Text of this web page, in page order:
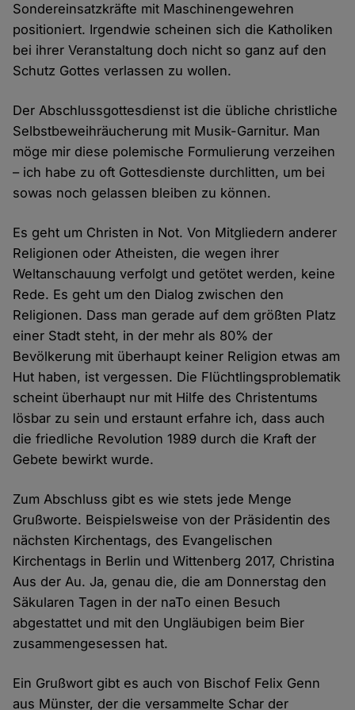
Sondereinsatzkräfte mit Maschinengewehren
positioniert. Irgendwie scheinen sich die Katholiken
bei ihrer Veranstaltung doch nicht so ganz auf den
Schutz Gottes verlassen zu wollen.
Der Abschlussgottesdienst ist die übliche christliche
Selbstbeweihräucherung mit Musik-Garnitur. Man
möge mir diese polemische Formulierung verzeihen
– ich habe zu oft Gottesdienste durchlitten, um bei
sowas noch gelassen bleiben zu können.
Es geht um Christen in Not. Von Mitgliedern anderer
Religionen oder Atheisten, die wegen ihrer
Weltanschauung verfolgt und getötet werden, keine
Rede. Es geht um den Dialog zwischen den
Religionen. Dass man gerade auf dem größten Platz
einer Stadt steht, in der mehr als 80% der
Bevölkerung mit überhaupt keiner Religion etwas am
Hut haben, ist vergessen. Die Flüchtlingsproblematik
scheint überhaupt nur mit Hilfe des Christentums
lösbar zu sein und erstaunt erfahre ich, dass auch
die friedliche Revolution 1989 durch die Kraft der
Gebete bewirkt wurde.
Zum Abschluss gibt es wie stets jede Menge
Grußworte. Beispielsweise von der Präsidentin des
nächsten Kirchentags, des Evangelischen
Kirchentags in Berlin und Wittenberg 2017, Christina
Aus der Au. Ja, genau die, die am Donnerstag den
Säkularen Tagen in der naTo einen Besuch
abgestattet und mit den Ungläubigen beim Bier
zusammengesessen hat.
Ein Grußwort gibt es auch von Bischof Felix Genn
aus Münster, der die versammelte Schar der